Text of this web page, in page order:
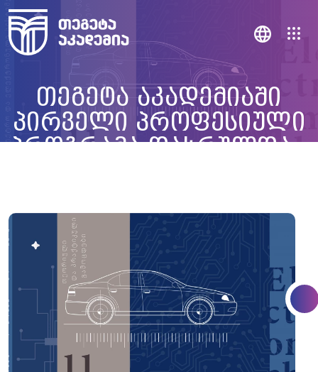
თეგეტა აკადემიაში
პირველი პროფესიული
პროგრამა დასრულდა -